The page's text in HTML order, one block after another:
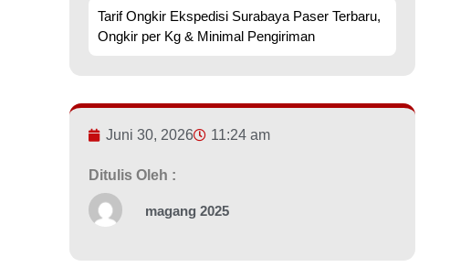
Tarif Ongkir Ekspedisi Surabaya Paser Terbaru,
Ongkir per Kg & Minimal Pengiriman
Juni 30, 2026 11:24 am
Ditulis Oleh :
magang 2025